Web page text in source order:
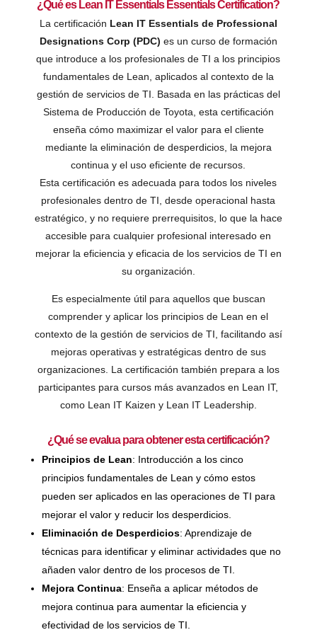
¿Qué es Lean IT Essentials Essentials Certification?
La certificación Lean IT Essentials de Professional
Designations Corp (PDC) es un curso de formación
que introduce a los profesionales de TI a los principios
fundamentales de Lean, aplicados al contexto de la
gestión de servicios de TI. Basada en las prácticas del
Sistema de Producción de Toyota, esta certificación
enseña cómo maximizar el valor para el cliente
mediante la eliminación de desperdicios, la mejora
continua y el uso eficiente de recursos.
Esta certificación es adecuada para todos los niveles
profesionales dentro de TI, desde operacional hasta
estratégico, y no requiere prerrequisitos, lo que la hace
accesible para cualquier profesional interesado en
mejorar la eficiencia y eficacia de los servicios de TI en
su organización​.
Es especialmente útil para aquellos que buscan
comprender y aplicar los principios de Lean en el
contexto de la gestión de servicios de TI, facilitando así
mejoras operativas y estratégicas dentro de sus
organizaciones. La certificación también prepara a los
participantes para cursos más avanzados en Lean IT,
como Lean IT Kaizen y Lean IT Leadership​.
¿Qué se evalua para obtener esta certificación?
Principios de Lean: Introducción a los cinco
principios fundamentales de Lean y cómo estos
pueden ser aplicados en las operaciones de TI para
mejorar el valor y reducir los desperdicios.
Eliminación de Desperdicios: Aprendizaje de
técnicas para identificar y eliminar actividades que no
añaden valor dentro de los procesos de TI.
Mejora Continua: Enseña a aplicar métodos de
mejora continua para aumentar la eficiencia y
efectividad de los servicios de TI.